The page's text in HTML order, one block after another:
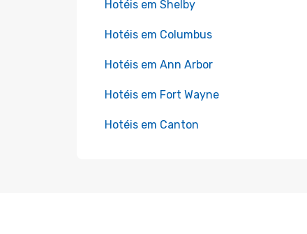
Hotéis em Shelby
Hotéis em Columbus
Hotéis em Ann Arbor
Hotéis em Fort Wayne
Hotéis em Canton